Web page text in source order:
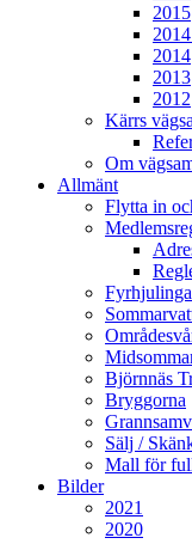
2015
2014
2013
2012
Kärrs
Om
Allmänt
Flytta in
Björnnäs
Bryggorna
Sälj /
Mall för
Bilder
2021
2020